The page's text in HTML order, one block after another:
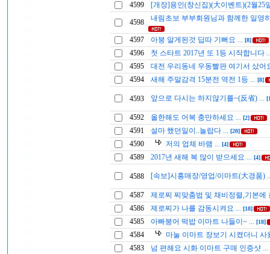
4599 [개장]용인(창신집)(大이벤트)(2월25
4598 내림초보 부부회원님과 함께한 일영
4597 아붕 알게된것 딥따 기뻐요 [8]
4596 첫 스타트 2017년 또 1등 시작합니다
4595
대전 우리동네 우동빨판 여기서 샀어
4594
새해 주말감격 15분전 역전 1등 [8]
4593 앞으로 다시는 하지않기를~(反省)
4592 올한해도 어복 충만하세요 [2]
4591 설마 했던일이..놀랍다 [20]
4590 저의 업체 바램 [4]
4589 2017년 새해 복 많이 받으세요 [4]
4588 [속보]시흥매장/영업/이마트(大경품)
4587
제로찌 찌맞춤법 및 채비정렬,기본에
4586
제로찌가 나를 감동시켜요 [18]
4585 아빠붕어 떡밥 이마트 나들이~ [18]
4584
마눌 이마트 장보기 시켰더니
4583
넘 편해요 시화 이마트 구매 인증샷